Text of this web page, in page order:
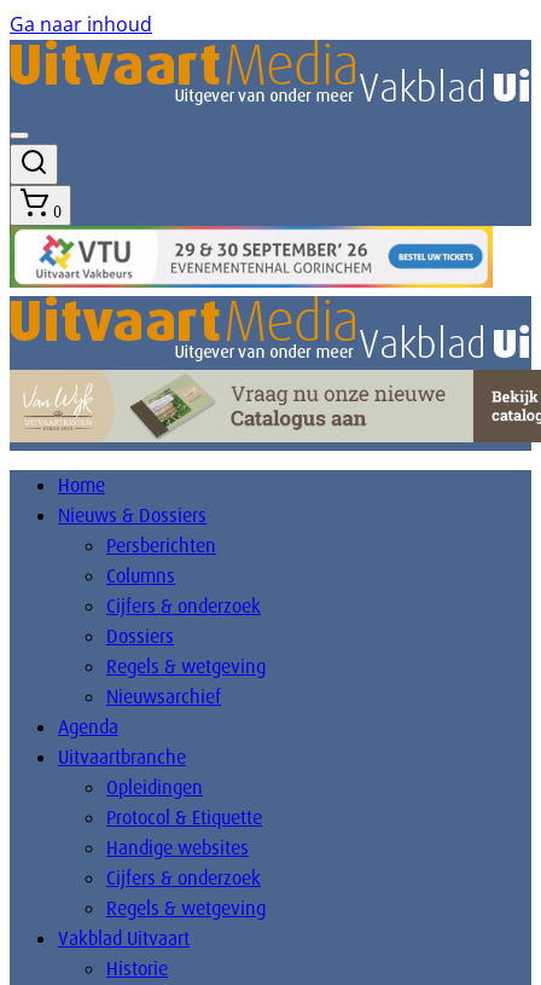
Ga naar inhoud
0
Home
Nieuws & Dossiers
Persberichten
Columns
Cijfers & onderzoek
Dossiers
Regels & wetgeving
Nieuwsarchief
Agenda
Uitvaartbranche
Opleidingen
Protocol & Etiquette
Handige websites
Cijfers & onderzoek
Regels & wetgeving
Vakblad Uitvaart
Historie